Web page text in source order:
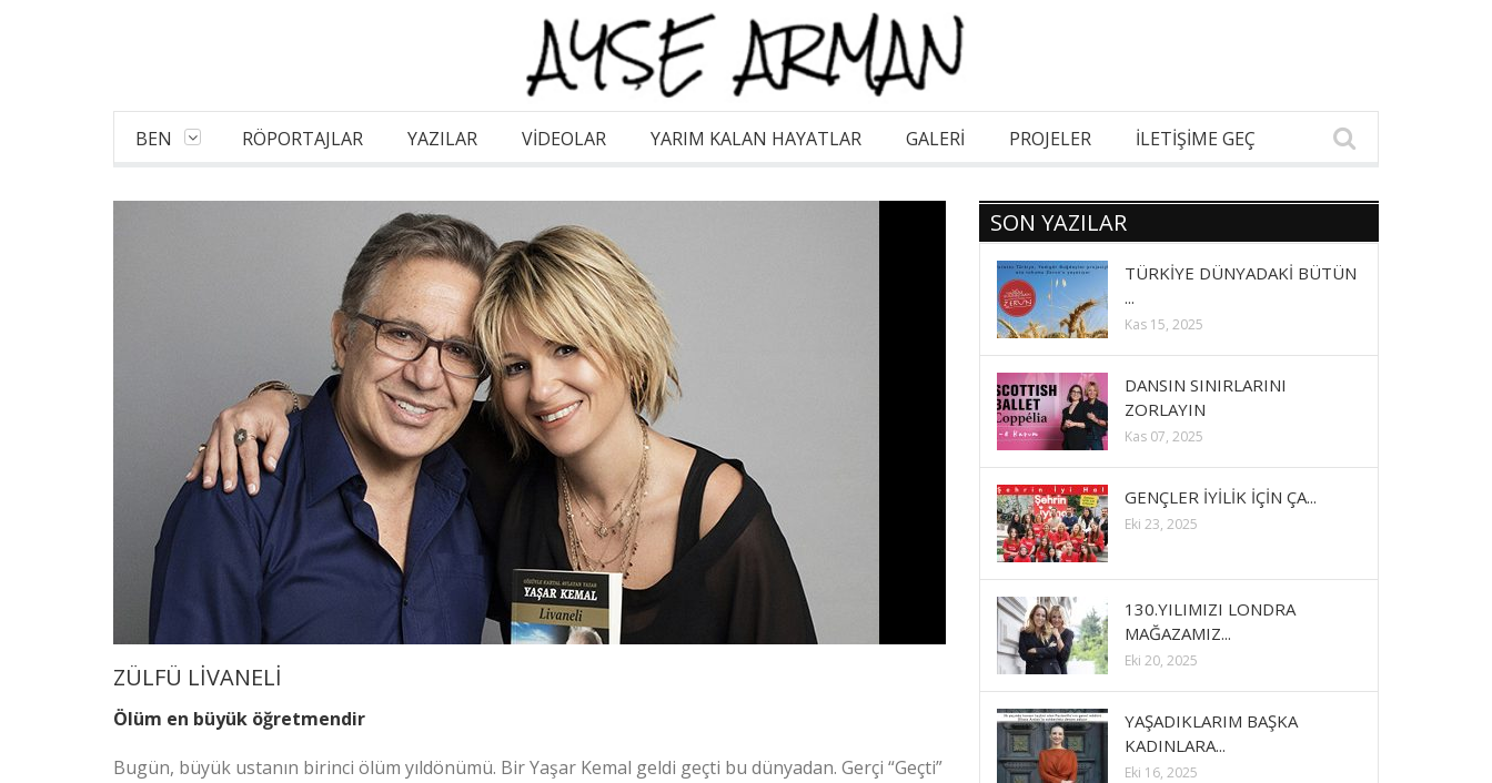
BEN RÖPORTAJLAR YAZILAR VİDEOLAR YARIM KALAN HAYATLAR GALERI PROJELER İLETİŞİME GEÇ
ZÜLFÜ LİVANELİ
Ölüm en büyük öğretmendir
Bugün, büyük ustanın birinci ölüm yıldönümü. Bir Yaşar Kemal geldi geçti bu dünyadan. Gerçi “Geçti”
SON YAZILAR
TÜRKİYE DÜNYADAKİ BÜTÜN
...
Kas 15, 2025
DANSIN SINIRLARINI
ZORLAYIN
Kas 07, 2025
GENÇLER İYİLİK İÇİN ÇA...
Eki 23, 2025
130.YILIMIZI LONDRA
MAĞAZAMIZ...
Eki 20, 2025
YAŞADIKLARIM BAŞKA
KADINLARA...
Eki 16, 2025